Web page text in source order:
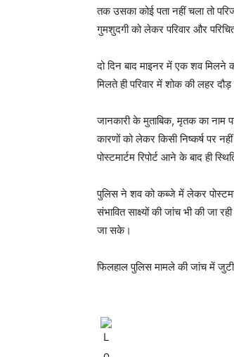
तक उसका कोई पता नहीं चला तो
गुमशुदगी को लेकर परिवार और
दो दिन बाद माइनर में एक शव मिलने
मिलते ही परिवार में शोक की लहर
जानकारी के मुताबिक, मृतक का
कारणों को लेकर किसी निष्कर्ष पर
पोस्टमार्टम रिपोर्ट आने के बाद ही
पुलिस ने शव को कब्जे में लेकर
संभावित साक्ष्यों की जांच भी की जा
जा सके।
फिलहाल पुलिस मामले की जांच में जुटी